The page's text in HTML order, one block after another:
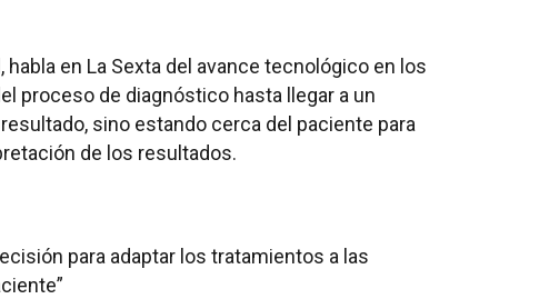
habla en La Sexta del avance tecnológico en los
proceso de diagnóstico hasta llegar a un
sino estando cerca del paciente para
de los resultados.
para adaptar los tratamientos a las